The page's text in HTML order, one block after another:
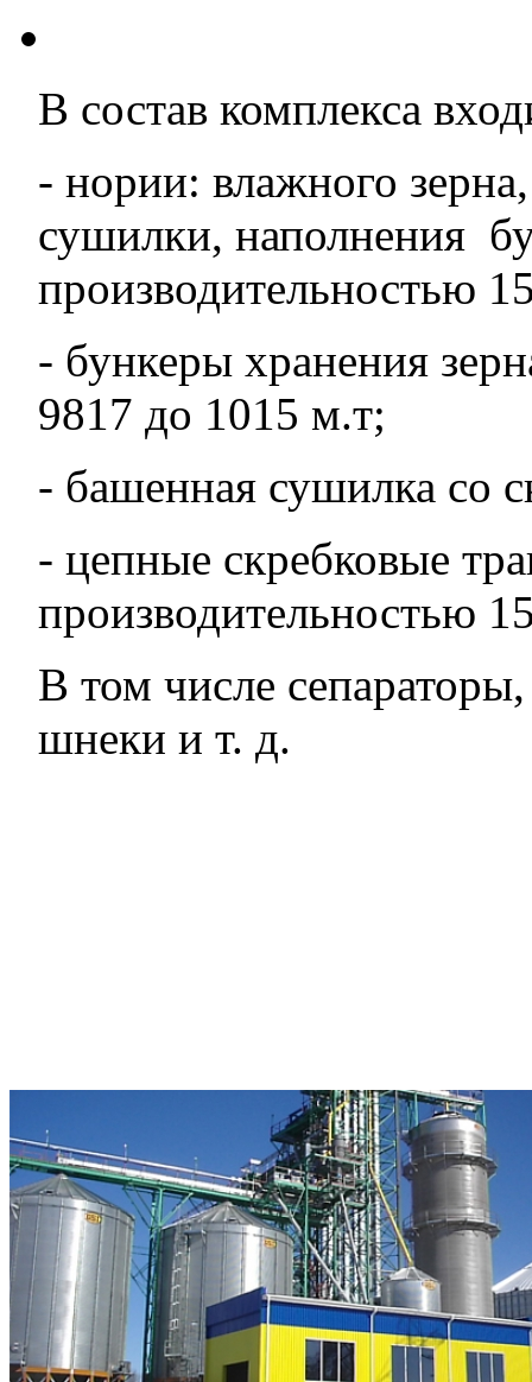
В состав комплекса
- нории: влажного
сушилки, наполнения
производительностью
- бункеры хранения
9817 до 1015 м.т;
- башенная сушилка со
- цепные скребковые
производительностью
В том числе
шнеки и т. д.